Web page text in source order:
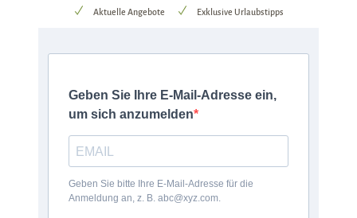
Aktuelle Angebote Exklusive Urlaubstipps
Geben Sie Ihre E-Mail-Adresse ein,
um sich anzumelden
Geben Sie bitte Ihre E-Mail-Adresse für die
Anmeldung an, z. B. abc@xyz.com.